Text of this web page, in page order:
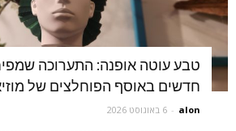
טבע עוטה אופנה: התערוכה
חדשים באוסף הפוחלצים של
alon
- 6 באוגוסט 2026